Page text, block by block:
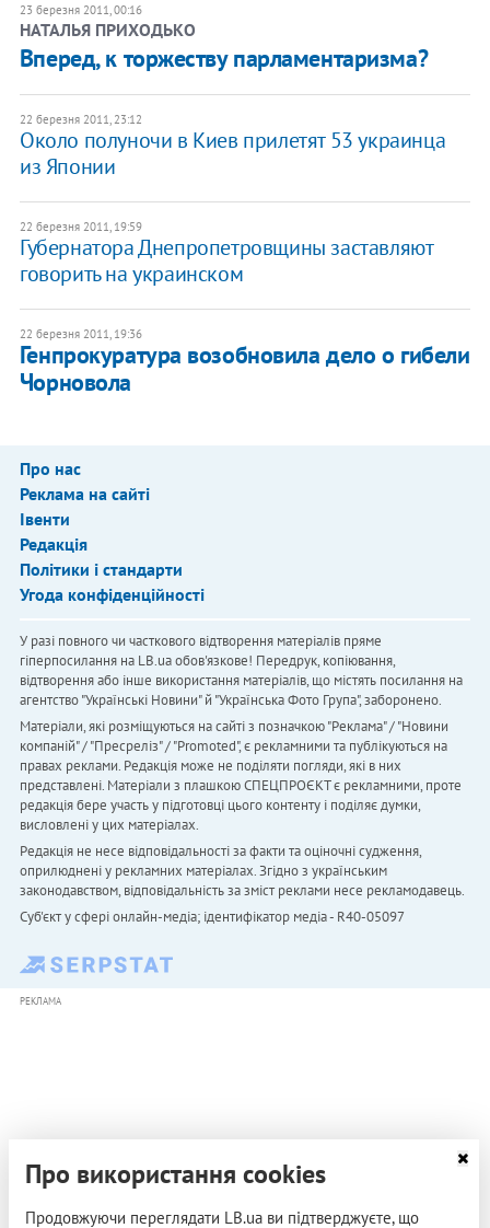
23 березня 2011, 00:16
НАТАЛЬЯ ПРИХОДЬКО
Вперед, к торжеству парламентаризма?
22 березня 2011, 23:12
Около полуночи в Киев прилетят 53 украинца
из Японии
22 березня 2011, 19:59
Губернатора Днепропетровщины заставляют
говорить на украинском
22 березня 2011, 19:36
Генпрокуратура возобновила дело о гибели
Чорновола
Про нас
Реклама на сайті
Івенти
Редакція
Політики і стандарти
Угода конфіденційності
У разі повного чи часткового відтворення матеріалів пряме
гіперпосилання на LB.ua обов'язкове! Передрук, копіювання,
відтворення або інше використання матеріалів, що містять посилання на
агентство "Українськi Новини" й "Українська Фото Група", заборонено.
Матеріали, які розміщуються на сайті з позначкою "Реклама" / "Новини
компаній" / "Пресреліз" / "Promoted", є рекламними та публікуються на
правах реклами. Редакція може не поділяти погляди, які в них
представлені. Матеріали з плашкою СПЕЦПРОЄКТ є рекламними, проте
редакція бере участь у підготовці цього контенту і поділяє думки,
висловлені у цих матеріалах.
Редакція не несе відповідальності за факти та оціночні судження,
оприлюднені у рекламних матеріалах. Згідно з українським
законодавством, відповідальність за зміст реклами несе рекламодавець.
Cуб'єкт у сфері онлайн-медіа; ідентифікатор медіа - R40-05097
РЕКЛАМА
Про використання cookies
Продовжуючи переглядати LB.ua ви підтверджуєте, що